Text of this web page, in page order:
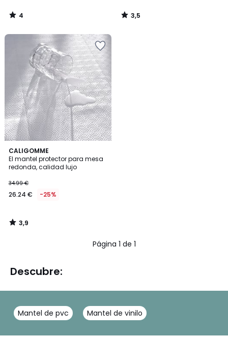
4
/
3,5
/
CALIGOMME
El mantel protector para mesa
redonda, calidad lujo
34.99 €
26.24 € -25%
3,9
/ 5
3,9
/
Página 1 de 1
Descubre:
Mantel de pvc Mantel de vinilo